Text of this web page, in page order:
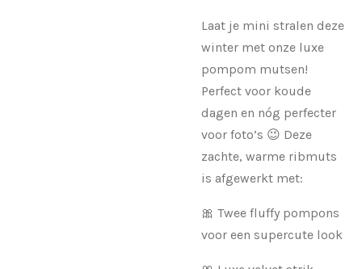
Laat je mini stralen deze
winter met onze luxe
pompom mutsen!
Perfect voor koude
dagen en nóg perfecter
voor foto’s 😉 Deze
zachte, warme ribmuts
is afgewerkt met:
🎀 Twee fluffy pompons
voor een supercute look